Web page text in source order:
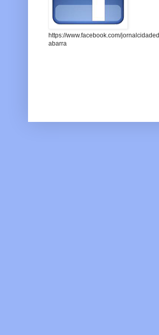
https://www.facebook.com/jornalcidaded
abarra